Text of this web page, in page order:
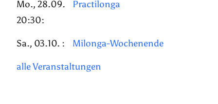
Mo., 28.09.
20:30:
Practilonga
Sa., 03.10. : Milonga-Wochenende
alle Veranstaltungen